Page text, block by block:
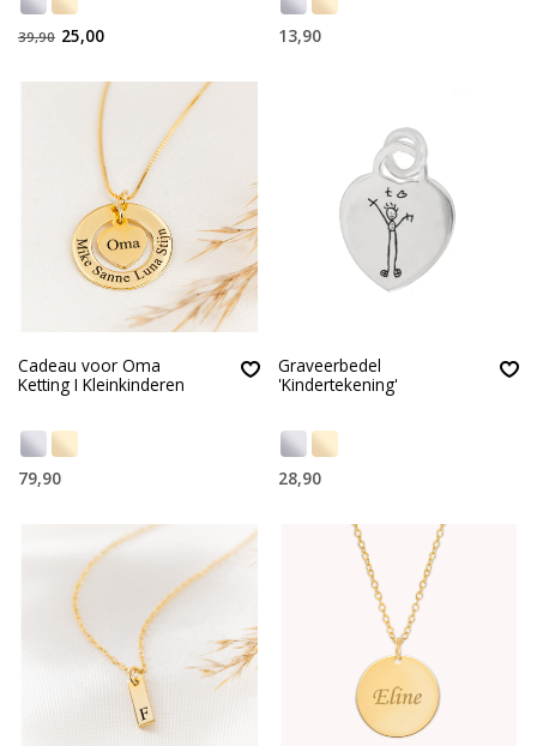
39,90 25,00 13,90
Cadeau voor Oma
Ketting I Kleinkinderen
79,90
Graveerbedel
'Kindertekening'
28,90